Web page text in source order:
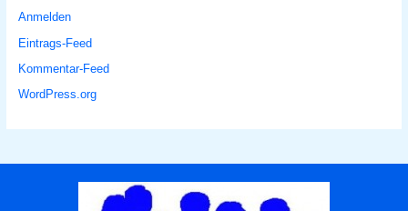
Anmelden
Eintrags-Feed
Kommentar-Feed
WordPress.org